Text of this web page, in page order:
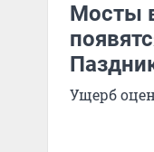
Мосты
Ущерб